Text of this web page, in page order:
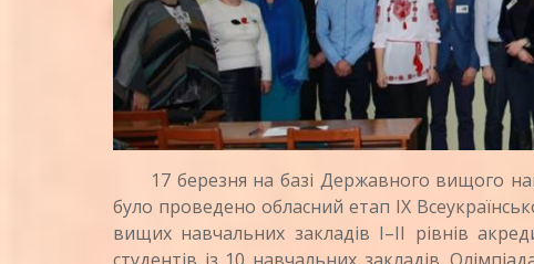
17 березня на базі Державного вищого
було проведено обласний етап ІХ
вищих навчальних закладів І–ІІ рівнів